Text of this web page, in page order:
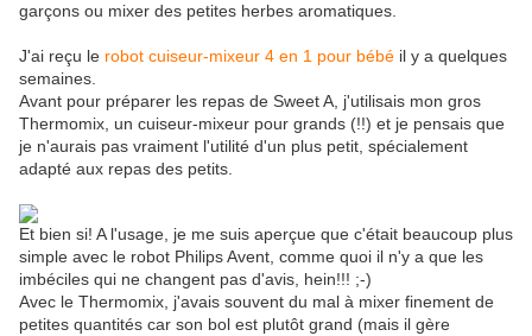
garçons ou mixer des petites herbes aromatiques.
J'ai reçu le robot cuiseur-mixeur 4 en 1 pour bébé il y a quelques
semaines.
Avant pour préparer les repas de Sweet A, j'utilisais mon gros
Thermomix, un cuiseur-mixeur pour grands (!!) et je pensais que
je n'aurais pas vraiment l'utilité d'un plus petit, spécialement
adapté aux repas des petits.
Et bien si! A l'usage, je me suis aperçue que c'était beaucoup plus
simple avec le robot Philips Avent, comme quoi il n'y a que les
imbéciles qui ne changent pas d'avis, hein!!! ;-)
Avec le Thermomix, j'avais souvent du mal à mixer finement de
petites quantités car son bol est plutôt grand (mais il gère